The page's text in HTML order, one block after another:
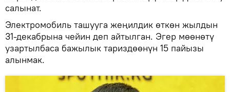
салынат.
Электромобиль ташууга жеңилдик өткөн жылдын
31-декабрына чейин деп айтылган. Эгер мөөнөтү
узартылбаса бажылык тариздөөнүн 15 пайызы
алынмак.